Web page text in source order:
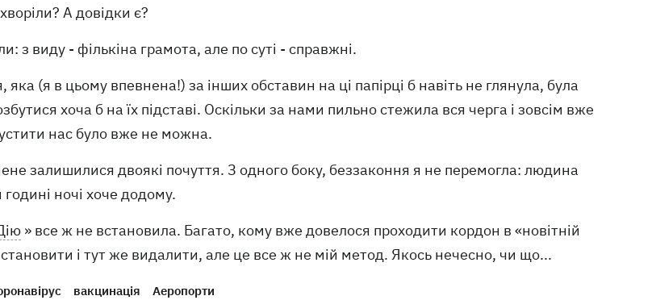
А довідки є?
з виду - фількіна грамота, але по суті - справжні.
(я в цьому впевнена!) за інших обставин на ці папірці б навіть не глянула, була
хоча б на їх підставі. Оскільки за нами пильно стежила вся черга і зовсім вже
нас було вже не можна.
залишилися двоякі почуття. З одного боку, беззаконня я не перемогла: людина
годині ночі хоче додому.
» все ж не встановила. Багато, кому вже довелося проходити кордон в «новітній
встановити і тут же видалити, але це все ж не мій метод. Якось нечесно, чи що...
вакцинація Аеропорти